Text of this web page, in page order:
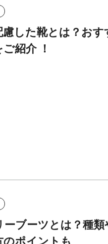
慮した靴とは？おす
紹介 ！
ーブーツとは？種
のポイントも